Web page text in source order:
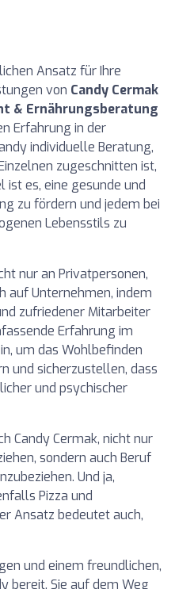
Ansatz für Ihre
von Candy Cermak
& Ernährungsberatung
Erfahrung in der
individuelle Beratung,
zugeschnitten ist,
es, eine gesunde und
zu fördern und jedem bei
Lebensstils zu
nur an Privatpersonen,
auf Unternehmen, indem
zufriedener Mitarbeiter
Erfahrung im
um das Wohlbefinden
und sicherzustellen, dass
und psychischer
Candy Cermak, nicht nur
sondern auch Beruf
Und ja,
Pizza und
Ansatz bedeutet auch,
und einem freundlichen,
bereit, Sie auf dem Weg